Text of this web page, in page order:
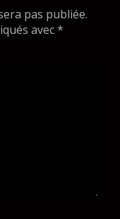
pas publiée.
avec*